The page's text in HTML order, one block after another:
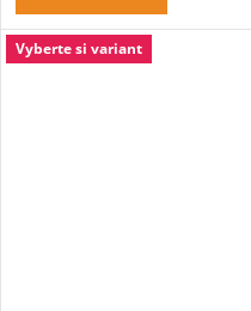
Vyberte si variant